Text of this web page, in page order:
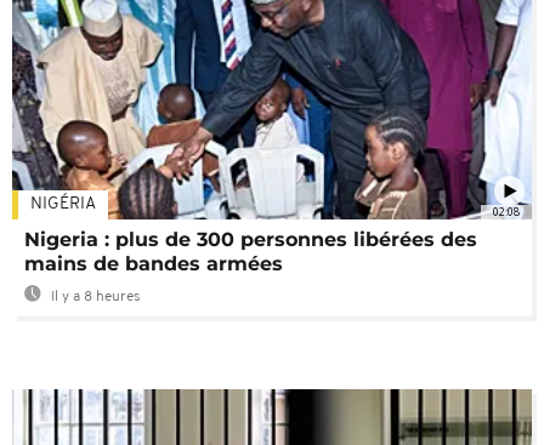
02:08
NIGÉRIA
Nigeria : plus de 300 personnes libérées des
mains de bandes armées
Il y a 8 heures